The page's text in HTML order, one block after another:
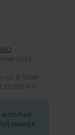
2023
cil. B 125pk
25.000 km
auto had
redelijk.